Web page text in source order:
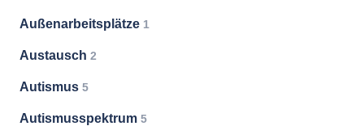
Außenarbeitsplätze 1
Austausch 2
Autismus 5
Autismusspektrum 5